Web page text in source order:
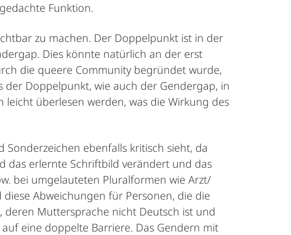
Funktion.
zu machen. Der Doppelpunkt ist in der
Dies könnte natürlich an der erst
die queere Community begründet wurde,
der Doppelpunkt, wie auch der Gendergap, in
überlesen werden, was die Wirkung des
ebenfalls kritisch sieht, da
das erlernte Schrift­bild verändert und das
bei umgelauteten Plural­formen wie Arzt/
Abweichungen für Personen, die die
Muttersprache nicht Deutsch ist und
eine doppelte Barriere. Das Gendern mit